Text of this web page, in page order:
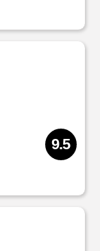
9.5